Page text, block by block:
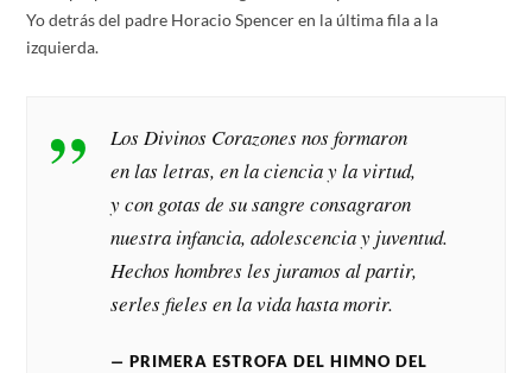
Yo detrás del padre Horacio Spencer en la última fila a la
izquierda.
Los Divinos Corazones nos formaron
en las letras, en la ciencia y la virtud,
y con gotas de su sangre consagraron
nuestra infancia, adolescencia y juventud.
Hechos hombres les juramos al partir,
serles fieles en la vida hasta morir.
PRIMERA ESTROFA DEL HIMNO DEL